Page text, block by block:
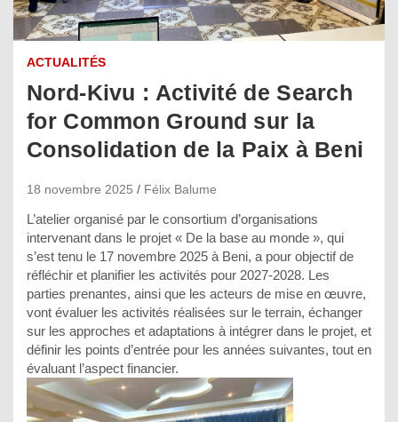
ACTUALITÉS
Nord-Kivu : Activité de Search
for Common Ground sur la
Consolidation de la Paix à Beni
18 novembre 2025 Félix Balume
L’atelier organisé par le consortium d’organisations
intervenant dans le projet « De la base au monde », qui
s’est tenu le 17 novembre 2025 à Beni, a pour objectif de
réfléchir et planifier les activités pour 2027-2028. Les
parties prenantes, ainsi que les acteurs de mise en œuvre,
vont évaluer les activités réalisées sur le terrain, échanger
sur les approches et adaptations à intégrer dans le projet, et
définir les points d’entrée pour les années suivantes, tout en
évaluant l’aspect financier.